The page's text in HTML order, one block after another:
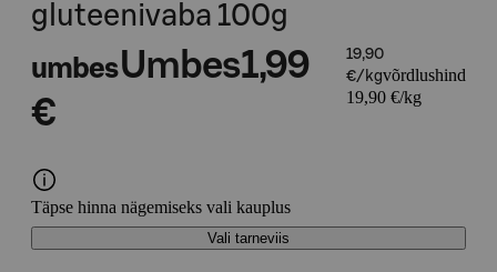
gluteenivaba 100g
umbesUmbes1,99
€
19,90
€/kgvõrdlushind
19,90 €/kg
Täpse hinna nägemiseks vali kauplus
Vali tarneviis